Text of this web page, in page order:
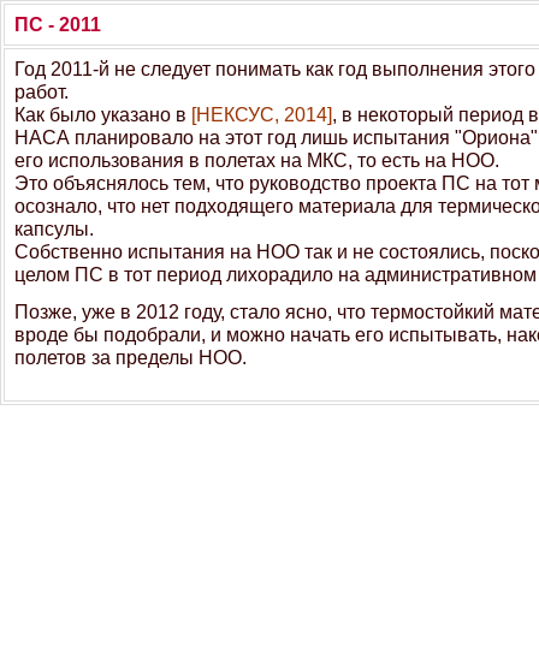
ПС - 2011
Год 2011-й не следует понимать как год выполнения этого
работ.
Как было указано в [НЕКСУС, 2014], в некоторый период
НАСА планировало на этот год лишь испытания
его использования в полетах на МКС, то есть на НОО.
Это объяснялось тем, что руководство проекта ПС на тот
осознало, что нет подходящего материала для
капсулы.
Собственно испытания на НОО так и не состоялись,
целом ПС в тот период лихорадило на
Позже, уже в 2012 году, стало ясно, что термостойкий
вроде бы подобрали, и можно начать его испытывать,
полетов за пределы НОО.